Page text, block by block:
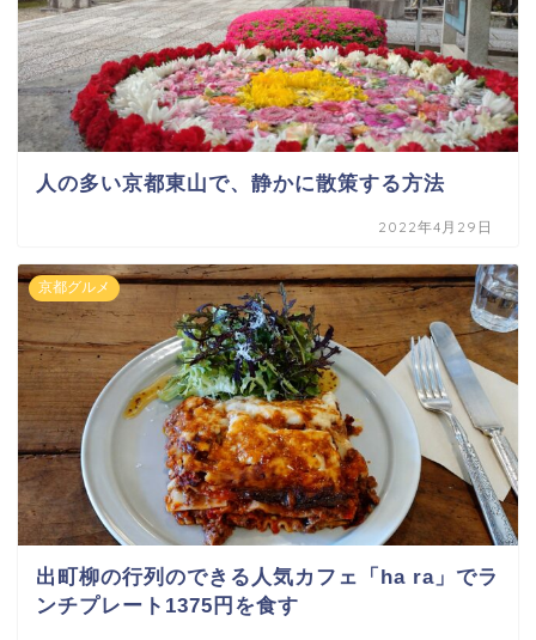
人の多い京都東山で、静かに散策する方法
2022年4月29日
京都グルメ
出町柳の行列のできる人気カフェ「ha ra」でラ
ンチプレート1375円を食す